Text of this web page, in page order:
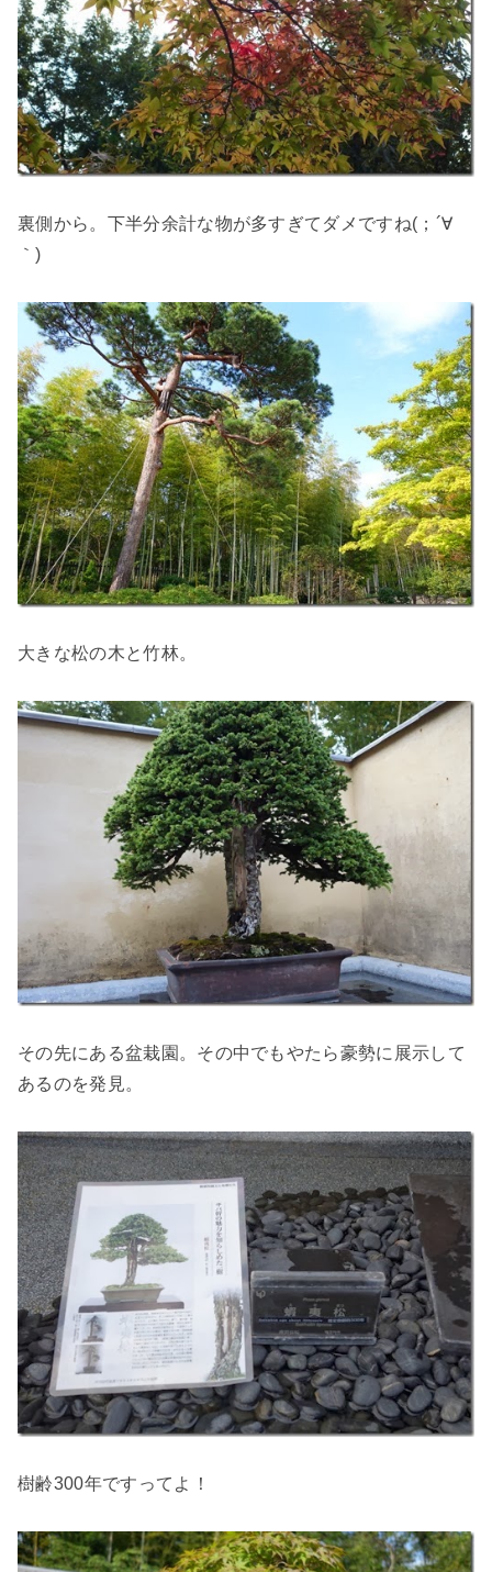
裏側から。下半分余計な物が多すぎてダメですね(；´∀
｀)
大きな松の木と竹林。
その先にある盆栽園。その中でもやたら豪勢に展示して
あるのを発見。
樹齢300年ですってよ！